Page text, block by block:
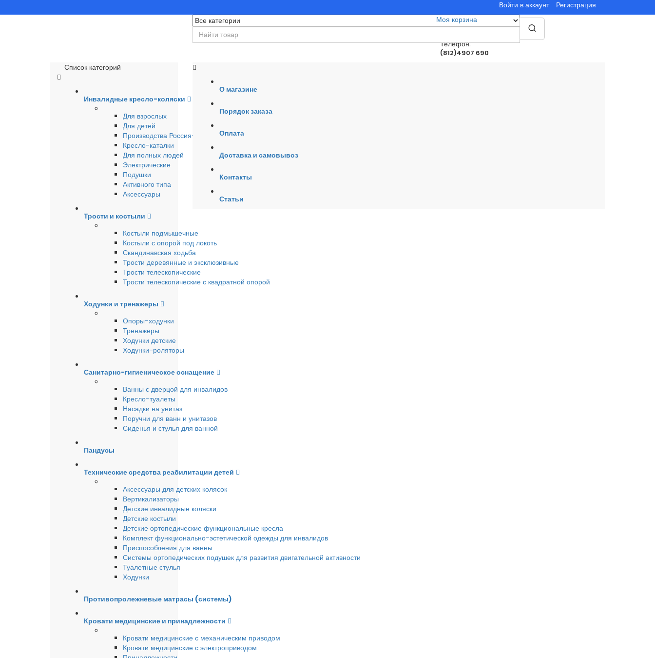
Войти в аккаунт
Регистрация
Моя корзина
Телефон:
(812)4907 690
Список категорий
Инвалидные кресло-коляски
Для взрослых
Для детей
Производства Россия-Германия
Кресло-каталки
Для полных людей
Электрические
Подушки
Активного типа
Аксессуары
Трости и костыли
Костыли подмышечные
Костыли с опорой под локоть
Скандинавская ходьба
Трости деревянные и эксклюзивные
Трости телескопические
Трости телескопические с квадратной опорой
Ходунки и тренажеры
Опоры-ходунки
Тренажеры
Ходунки детские
Ходунки-роляторы
Санитарно-гигиеническое оснащение
Ванны с дверцой для инвалидов
Кресло-туалеты
Насадки на унитаз
Поручни для ванн и унитазов
Сиденья и стулья для ванной
Пандусы
Технические средства реабилитации детей
Аксессуары для детских колясок
Вертикализаторы
Детские инвалидные коляски
Детские костыли
Детские ортопедические функциональные кресла
Комплект функционально-эстетической одежды для инвалидов
Приспособления для ванны
Системы ортопедических подушек для развития двигательной активности
Туалетные стулья
Ходунки
Противопролежневые матрасы (системы)
Кровати медицинские и принадлежности
Кровати медицинские с механическим приводом
Кровати медицинские с электроприводом
О магазине
Порядок заказа
Оплата
Доставка и самовывоз
Контакты
Статьи